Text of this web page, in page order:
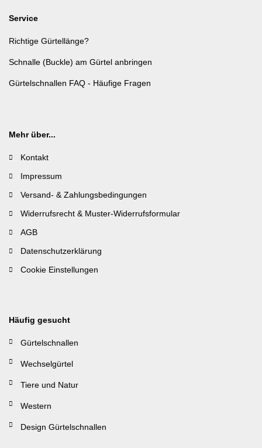
Service
Richtige Gürtellänge?
Schnalle (Buckle) am Gürtel anbringen
Gürtelschnallen FAQ - Häufige Fragen
Mehr über...
Kontakt
Impressum
Versand- & Zahlungsbedingungen
Widerrufsrecht & Muster-Widerrufsformular
AGB
Datenschutzerklärung
Cookie Einstellungen
Häufig gesucht
Gürtelschnallen
Wechselgürtel
Tiere und Natur
Western
Design Gürtelschnallen